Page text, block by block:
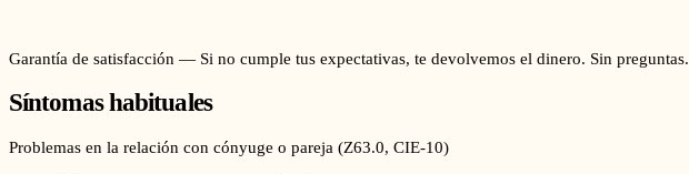
Garantía de satisfacción — Si no cumple tus expectativas, te devolvemos el dinero. Sin preguntas.
Síntomas habituales
Problemas en la relación con cónyuge o pareja (Z63.0, CIE-10)